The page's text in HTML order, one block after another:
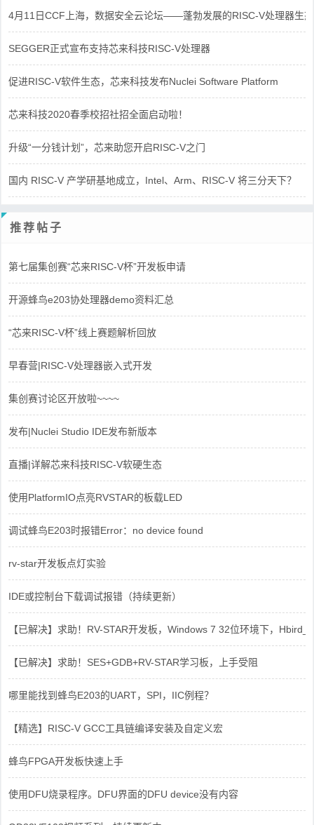
4月11日CCF上海，数据安全云论坛——蓬勃发展的RISC-V处理器生态
SEGGER正式宣布支持芯来科技RISC-V处理器
促进RISC-V软件生态，芯来科技发布Nuclei Software Platform
芯来科技2020春季校招社招全面启动啦！
升级“一分钱计划”，芯来助您开启RISC-V之门
国内 RISC-V 产学研基地成立，Intel、Arm、RISC-V 将三分天下？
推荐帖子
第七届集创赛“芯来RISC-V杯”开发板申请
开源蜂鸟e203协处理器demo资料汇总
“芯来RISC-V杯”线上赛题解析回放
早春营|RISC-V处理器嵌入式开发
集创赛讨论区开放啦~~~~
发布|Nuclei Studio IDE发布新版本
直播|详解芯来科技RISC-V软硬生态
使用PlatformIO点亮RVSTAR的板载LED
调试蜂鸟E203时报错Error：no device found
rv-star开发板点灯实验
IDE或控制台下载调试报错（持续更新）
【已解决】求助！RV-STAR开发板，Windows 7 32位环境下，
【已解决】求助！SES+GDB+RV-STAR学习板，上手受阻
哪里能找到蜂鸟E203的UART，SPI，IIC例程？
【精选】RISC-V GCC工具链编译安装及自定义宏
蜂鸟FPGA开发板快速上手
使用DFU烧录程序。DFU界面的DFU device没有内容